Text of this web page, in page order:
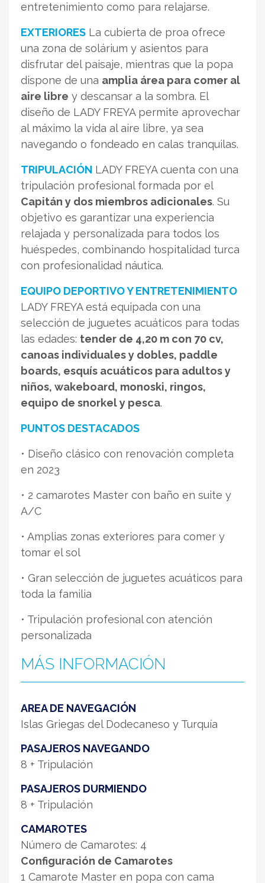
entretenimiento como para relajarse.
EXTERIORES La cubierta de proa ofrece
una zona de solárium y asientos para
disfrutar del paisaje, mientras que la popa
dispone de una amplia área para comer al
aire libre y descansar a la sombra. El
diseño de LADY FREYA permite aprovechar
al máximo la vida al aire libre, ya sea
navegando o fondeado en calas tranquilas.
TRIPULACIÓN LADY FREYA cuenta con una
tripulación profesional formada por el
Capitán y dos miembros adicionales. Su
objetivo es garantizar una experiencia
relajada y personalizada para todos los
huéspedes, combinando hospitalidad turca
con profesionalidad náutica.
EQUIPO DEPORTIVO Y ENTRETENIMIENTO
LADY FREYA está equipada con una
selección de juguetes acuáticos para todas
las edades: tender de 4,20 m con 70 cv,
canoas individuales y dobles, paddle
boards, esquís acuáticos para adultos y
niños, wakeboard, monoski, ringos,
equipo de snorkel y pesca.
PUNTOS DESTACADOS
• Diseño clásico con renovación completa
en 2023
• 2 camarotes Master con baño en suite y
A/C
• Amplias zonas exteriores para comer y
tomar el sol
• Gran selección de juguetes acuáticos para
toda la familia
• Tripulación profesional con atención
personalizada
MÁS INFORMACIÓN
AREA DE NAVEGACIÓN
Islas Griegas del Dodecaneso y Turquía
PASAJEROS NAVEGANDO
8 + Tripulación
PASAJEROS DURMIENDO
8 + Tripulación
CAMAROTES
Número de Camarotes: 4
Configuración de Camarotes
1 Camarote Master en popa con cama